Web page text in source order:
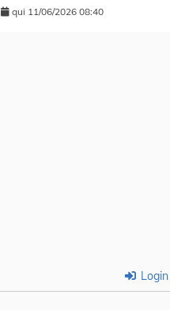
qui 11/06/2026 08:40
Login